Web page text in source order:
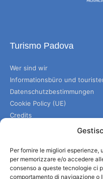
Per fornire le migliori
per memorizzare e/o accedere
consenso a queste tecnologie ci
comportamento di navigazione o
Turismo Padova
Wer sind wir
Informationsbüro und
Datenschutzbestimmungen
Cookie Policy (UE)
Credits
Transparente Verwaltung
Informationen